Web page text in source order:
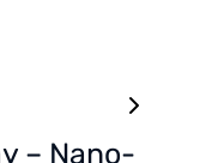
– Nano-